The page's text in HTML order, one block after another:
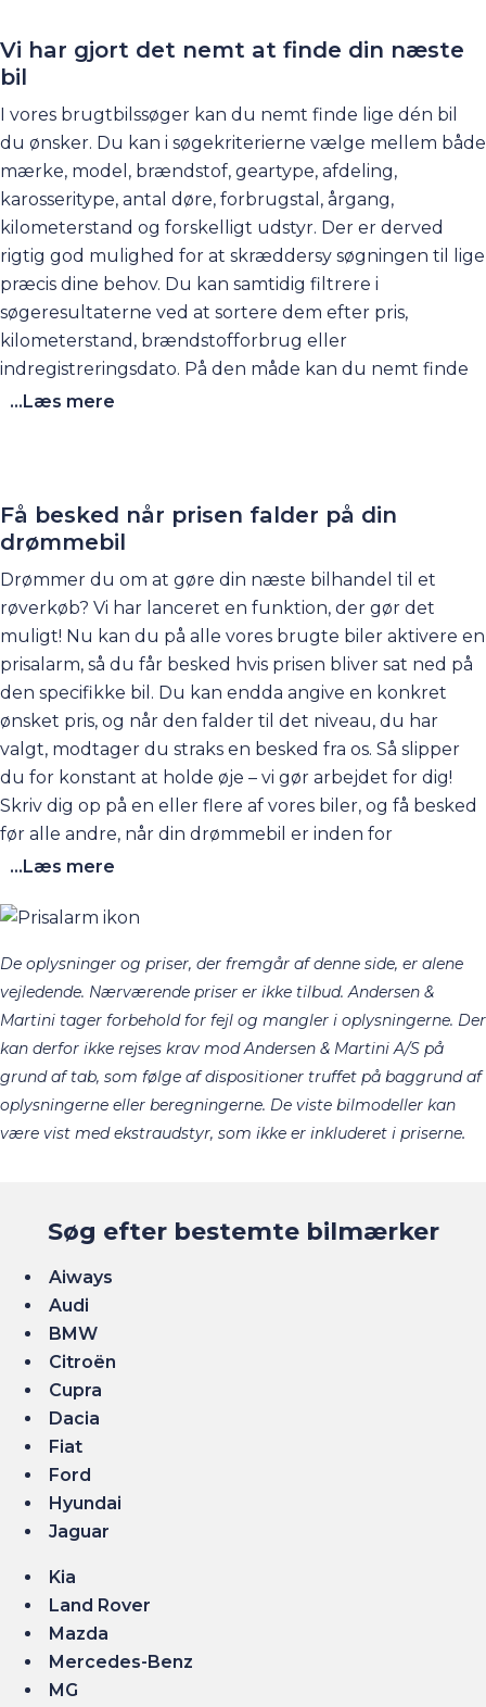
meget mere.
Vi har gjort det nemt at finde din næste
bil
I vores brugtbilssøger kan du nemt finde lige dén bil
du ønsker. Du kan i søgekriterierne vælge mellem både
mærke, model, brændstof, geartype, afdeling,
karosseritype, antal døre, forbrugstal, årgang,
kilometerstand og forskelligt udstyr. Der er derved
rigtig god mulighed for at skræddersy søgningen til lige
præcis dine behov. Du kan samtidig filtrere i
søgeresultaterne ved at sortere dem efter pris,
kilometerstand, brændstofforbrug eller
indregistreringsdato. På den måde kan du nemt finde
fx vores billigste brugte biler eller de biler der har
...Læs mere
Få besked når prisen falder på din
drømmebil
Drømmer du om at gøre din næste bilhandel til et
røverkøb? Vi har lanceret en funktion, der gør det
muligt! Nu kan du på alle vores brugte biler aktivere en
prisalarm, så du får besked hvis prisen bliver sat ned på
den specifikke bil. Du kan endda angive en konkret
ønsket pris, og når den falder til det niveau, du har
valgt, modtager du straks en besked fra os. Så slipper
du for konstant at holde øje – vi gør arbejdet for dig!
Skriv dig op på en eller flere af vores biler, og få besked
før alle andre, når din drømmebil er inden for
rækkevidde.
...Læs mere
De oplysninger og priser, der fremgår af denne side, er alene
vejledende. Nærværende priser er ikke tilbud. Andersen &
Martini tager forbehold for fejl og mangler i oplysningerne. Der
kan derfor ikke rejses krav mod Andersen & Martini A/S på
grund af tab, som følge af dispositioner truffet på baggrund af
oplysningerne eller beregningerne. De viste bilmodeller kan
være vist med ekstraudstyr, som ikke er inkluderet i priserne.​
Søg efter bestemte bilmærker
Aiways
Audi
BMW
Citroën
Cupra
Dacia
Fiat
Ford
Hyundai
Jaguar
Kia
Land Rover
Mazda
Mercedes-Benz
MG